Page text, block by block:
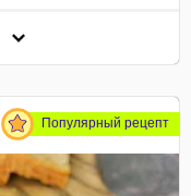
Популярный рецепт